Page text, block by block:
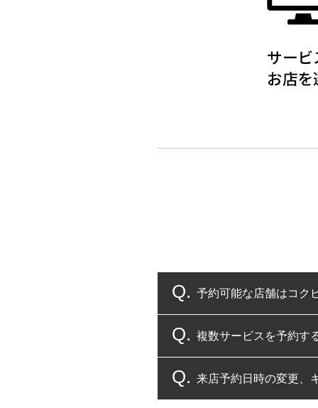
予約可能な店舗はコク
コクピット・タイヤ館
複数サービスを予約す
複数サービスのご予約
来店予約日時の変更、